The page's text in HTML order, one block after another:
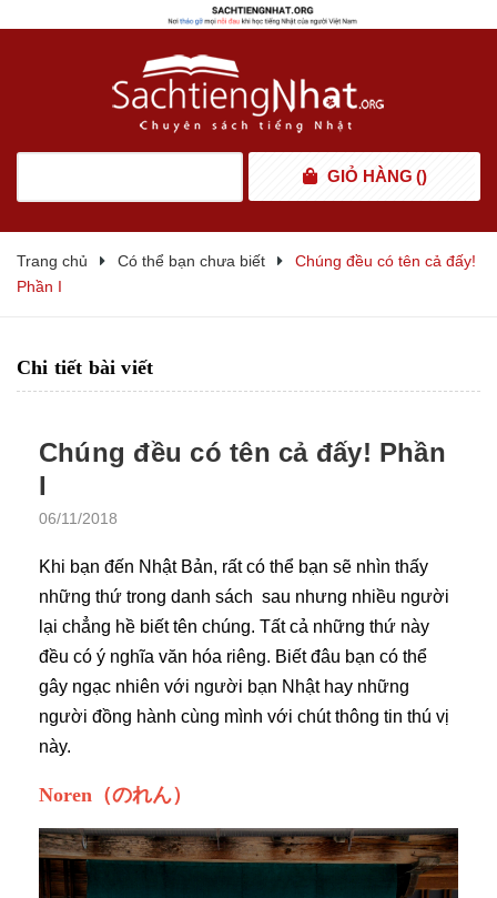
GIỎ HÀNG ()
Trang chủ Có thể bạn chưa biết
Chúng đều có tên cả đấy!
Phần I
Chi tiết bài viết
Chúng đều có tên cả đấy! Phần
I
06/11/2018
Khi bạn đến Nhật Bản, rất có thể bạn sẽ nhìn thấy
những thứ trong danh sách sau nhưng nhiều người
lại chẳng hề biết tên chúng. Tất cả những thứ này
đều có ý nghĩa văn hóa riêng. Biết đâu bạn có thể
gây ngạc nhiên với người bạn Nhật hay những
người đồng hành cùng mình với chút thông tin thú vị
này.
Noren（のれん）